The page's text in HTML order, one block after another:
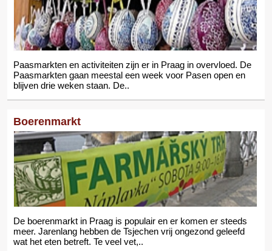
Paasmarkten en activiteiten zijn er in Praag in overvloed. De
Paasmarkten gaan meestal een week voor Pasen open en
blijven drie weken staan. De..
Boerenmarkt
De boerenmarkt in Praag is populair en er komen er steeds
meer. Jarenlang hebben de Tsjechen vrij ongezond geleefd
wat het eten betreft. Te veel vet,..